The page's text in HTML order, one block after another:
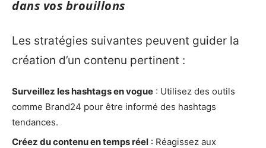
dans vos brouillons
Les stratégies suivantes peuvent guider la
création d’un contenu pertinent :
Surveillez les hashtags en vogue : Utilisez des outils
comme Brand24 pour être informé des hashtags
tendances.
Créez du contenu en temps réel : Réagissez aux